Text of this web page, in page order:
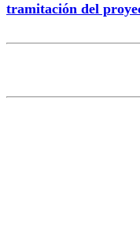
tramitación del